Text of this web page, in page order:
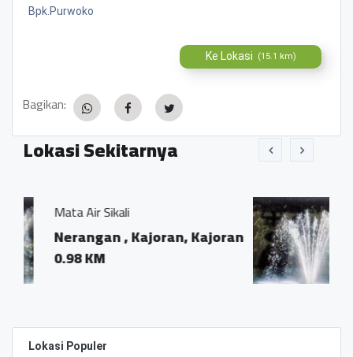
Bpk.Purwoko
Ke Lokasi (15.1 km)
Bagikan:
Lokasi Sekitarnya
Kajoran
Mata Air Jenggot /
Pungangan,
0.35 KM
Lokasi Populer